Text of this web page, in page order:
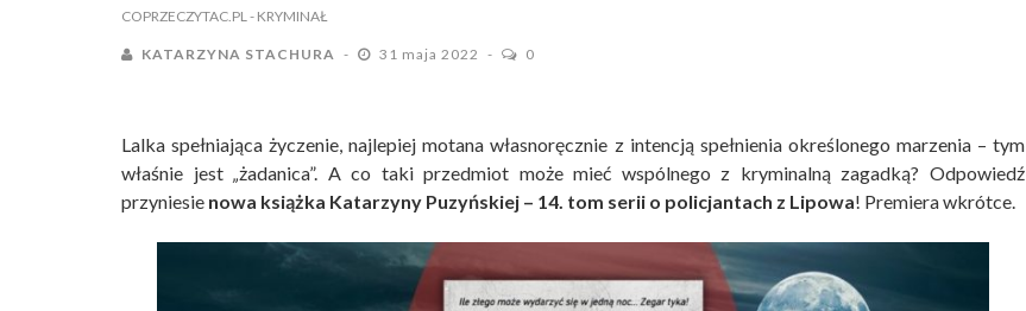
COPRZECZYTAC.PL- KRYMINAŁ
KATARZYNA STACHURA 31 maja 2022 0
Lalka spełniająca życzenie, najlepiej motana własnoręcznie z intencją spełnienia określonego marzenia – tym
właśnie jest„żadanica”. A co taki przedmiot może mieć wspólnego z kryminalną zagadką? Odpowiedź
przyniesie nowa książka Katarzyny Puzyńskiej – 14. tom serii o policjantach z Lipowa! Premiera wkrótce.